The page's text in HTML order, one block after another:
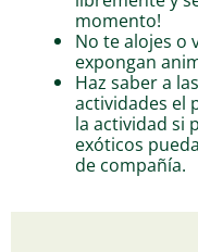
momento!
No te alojes o
expongan
Haz saber a
actividades el
la actividad si
exóticos
de compañía.